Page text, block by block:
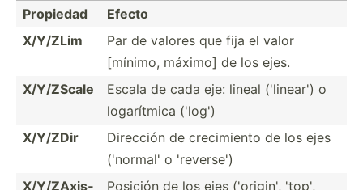
Propiedad
Efecto
X/Y/ZLim
Par de valores que fija el valor
[mínimo, máximo] de los ejes.
X/Y/ZScale
Escala de cada eje: lineal ('linear') o
logarí­tmica ('log')
X/Y/ZDir
Dirección de crecim­iento de los ejes
('normal' o 'reverse')
X/Y/ZA­xis­
Posición de los ejes ('origin', 'top',